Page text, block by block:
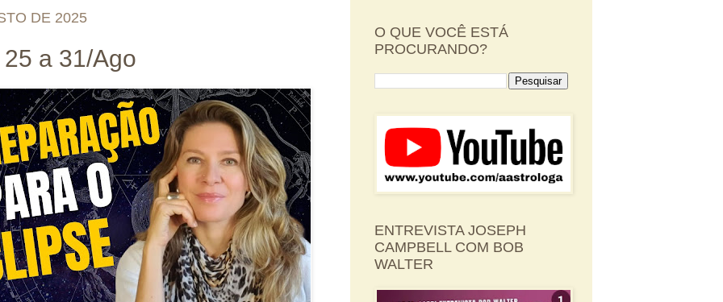
DE 2025
a 31/Ago
O QUE VOCÊ ESTÁ
PROCURANDO?
ENTREVISTA JOSEPH
CAMPBELL COM BOB
WALTER